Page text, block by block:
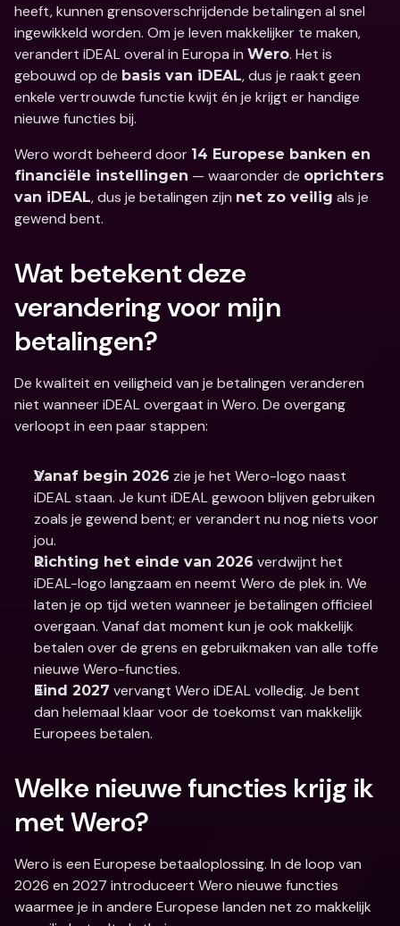
heeft, kunnen grensoverschrijdende betalingen al snel
ingewikkeld worden. Om je leven makkelijker te maken,
verandert iDEAL overal in Europa in Wero. Het is
gebouwd op de basis van iDEAL, dus je raakt geen
enkele vertrouwde functie kwijt én je krijgt er handige
nieuwe functies bij.
Wero wordt beheerd door 14 Europese banken en
financiële instellingen — waaronder de oprichters
van iDEAL, dus je betalingen zijn net zo veilig als je
gewend bent.
Wat betekent deze
verandering voor mijn
betalingen?
De kwaliteit en veiligheid van je betalingen veranderen
niet wanneer iDEAL overgaat in Wero. De overgang
verloopt in een paar stappen:
Vanaf begin 2026 zie je het Wero-logo naast
iDEAL staan. Je kunt iDEAL gewoon blijven gebruiken
zoals je gewend bent; er verandert nu nog niets voor
jou.
Richting het einde van 2026 verdwijnt het
iDEAL-logo langzaam en neemt Wero de plek in. We
laten je op tijd weten wanneer je betalingen officieel
overgaan. Vanaf dat moment kun je ook makkelijk
betalen over de grens en gebruikmaken van alle toffe
nieuwe Wero-functies.
Eind 2027 vervangt Wero iDEAL volledig. Je bent
dan helemaal klaar voor de toekomst van makkelijk
Europees betalen.
Welke nieuwe functies krijg ik
met Wero?
Wero is een Europese betaaloplossing. In de loop van
2026 en 2027 introduceert Wero nieuwe functies
waarmee je in andere Europese landen net zo makkelijk